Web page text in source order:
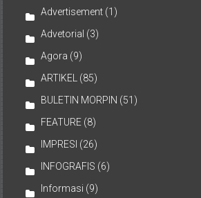
Advertisement (1)
Advetorial (3)
Agora (9)
ARTIKEL (85)
BULETIN MORPIN (51)
FEATURE (8)
IMPRESI (26)
INFOGRAFIS (6)
Informasi (9)